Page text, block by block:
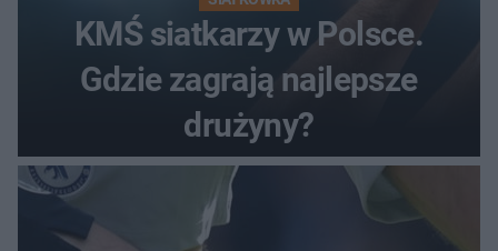
KMŚ siatkarzy w Polsce.
Gdzie zagrają najlepsze
drużyny?